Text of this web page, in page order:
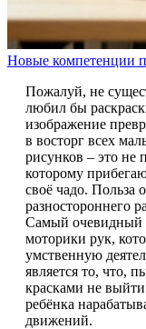
Новые компетенции
Пожалуй, не
любил бы
изображение
в восторг всех
рисунков – это не
которому
своё чадо. Польза
разностороннего
Самый очевидный
моторики рук,
умственную
является то, что,
красками не
ребёнка
движений.